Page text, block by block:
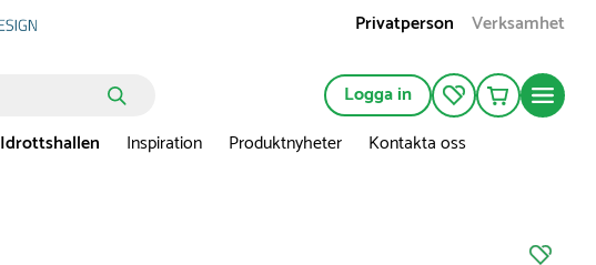
Privatperson Verksamhet
Logga in
Idrottshallen Inspiration Produktnyheter Kontakta oss